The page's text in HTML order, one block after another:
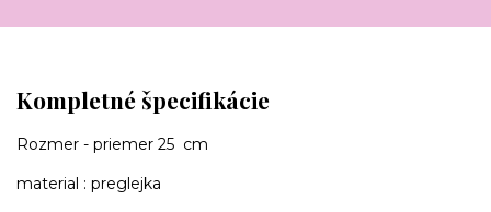
Kompletné špecifikácie
Rozmer - priemer 25 cm
material : preglejka